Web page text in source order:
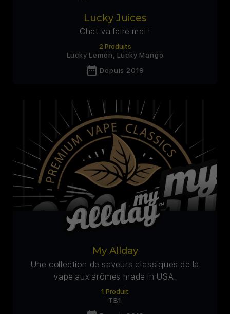
Lucky Juices
Chat va faire mal !
2 Produits
Lucky Lemon, Lucky Mango
date_range Depuis 2019
My Allday
Une collection de saveurs classiques de la
vape aux arômes made in USA.
1 Produit
TB1